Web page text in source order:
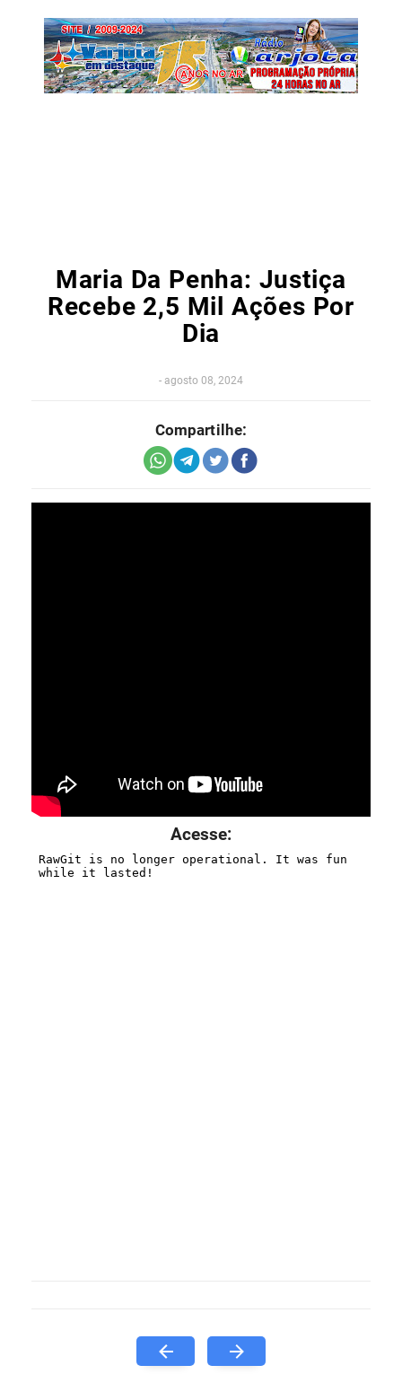
Maria Da Penha: Justiça
Recebe 2,5 Mil Ações Por
Dia
- agosto 08, 2024
Compartilhe:
Acesse: